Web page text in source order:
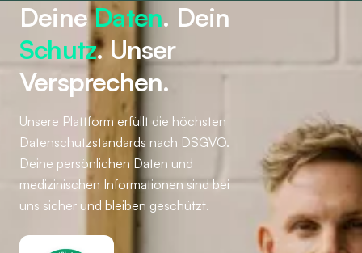
DeineDaten. Dein
Schutz. Unser
Versprechen.
Unsere Plattform erfüllt die höchsten
Datenschutzstandards nach DSGVO.
Deine persönlichen Daten und
medizinischen Informationen sind bei
uns sicher und bleiben geschützt.